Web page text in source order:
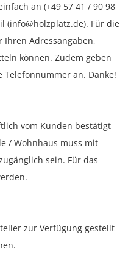
an (+49 57 41 / 90 98
(info@holzplatz.de). Für die
Adressangaben,
können. Zudem geben
an. Danke!
vom Kunden bestätigt
/ Wohnhaus muss mit
sein. Für das
zur Verfügung gestellt